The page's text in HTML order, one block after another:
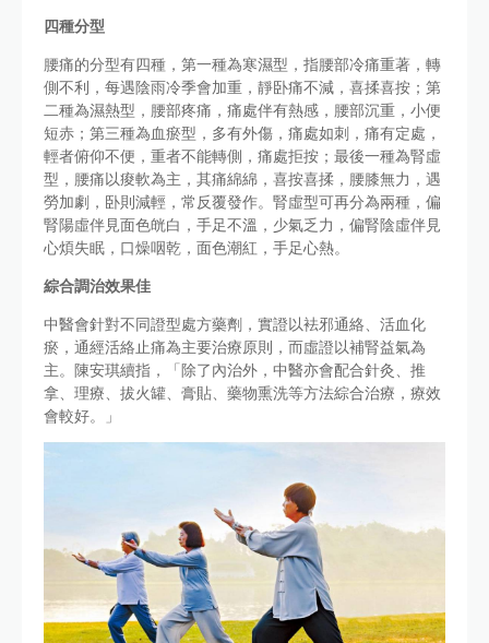
四種分型
腰痛的分型有四種，第一種為寒濕型，指腰部冷痛重著，轉
側不利，每遇陰雨冷季會加重，靜卧痛不減，喜揉喜按；第
二種為濕熱型，腰部疼痛，痛處伴有熱感，腰部沉重，小便
短赤；第三種為血瘀型，多有外傷，痛處如刺，痛有定處，
輕者俯仰不便，重者不能轉側，痛處拒按；最後一種為腎虛
型，腰痛以痠軟為主，其痛綿綿，喜按喜揉，腰膝無力，遇
勞加劇，卧則減輕，常反覆發作。腎虛型可再分為兩種，偏
腎陽虛伴見面色㿠白，手足不溫，少氣乏力，偏腎陰虛伴見
心煩失眠，口燥咽乾，面色潮紅，手足心熱。
綜合調治效果佳
中醫會針對不同證型處方藥劑，實證以袪邪通絡、活血化
瘀，通經活絡止痛為主要治療原則，而虛證以補腎益氣為
主。陳安琪續指，「除了內治外，中醫亦會配合針灸、推
拿、理療、拔火罐、膏貼、藥物熏洗等方法綜合治療，療效
會較好。」